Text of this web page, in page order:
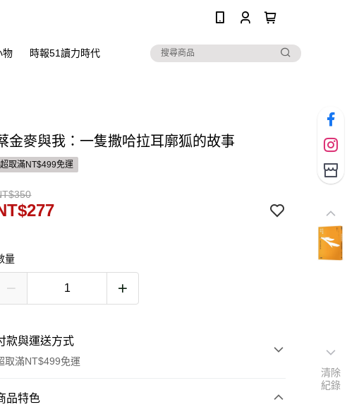
物 時報51讀力時代
金麥與我：一隻撒哈拉耳廓狐的故事
超取滿NT$499免運
量
款與運送方式
取滿NT$499免運
付款方式
品特色
清除
紀錄